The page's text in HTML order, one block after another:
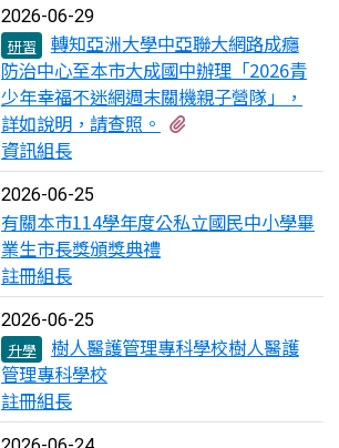
2026-06-29
研習
轉知亞洲大學中亞聯大網路成癮
防治中心至本市大成國中辦理「2026青
少年幸福不迷網週末關機親子營隊」，
詳如說明，請查照。
資訊組長
2026-06-25
有關本市114學年度公私立國民中小學畢
業生市長獎頒獎典禮
註冊組長
2026-06-25
升學
樹人醫護管理專科學校樹人醫護
管理專科學校
註冊組長